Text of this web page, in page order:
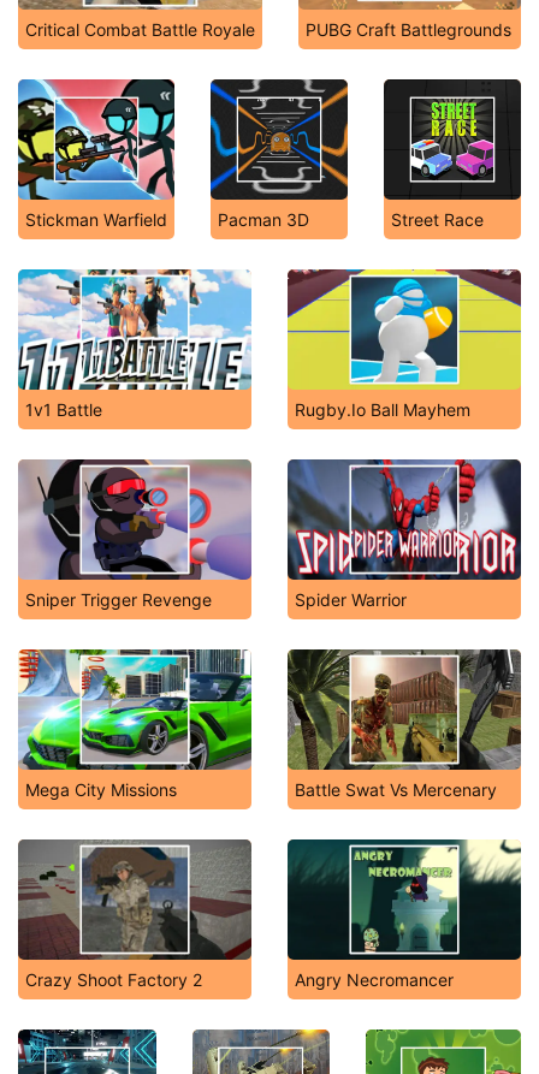
Critical Combat Battle Royale PUBG Craft Battlegrounds
Stickman Warfield Pacman 3D Street Race
1v1 Battle Rugby.Io Ball Mayhem
Sniper Trigger Revenge Spider Warrior
Mega City Missions Battle Swat Vs Mercenary
Crazy Shoot Factory 2 Angry Necromancer